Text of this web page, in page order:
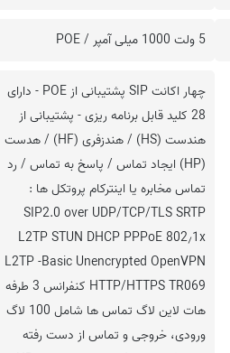
5 ولت 1000 میلی آمپر / POE
چهار اکانت SIP پشتیبانی از POE - دارای
28 کلید قابل برنامه ریزی - پشتیبانی از
هندست (HS) / هندزفری (HF) / هدست
(HP) ایجاد تماس / پاسخ به تماس / رد
تماس مخابره یا اینترکام پروتکل ها :
SIP2.0 over UDP/TCP/TLS SRTP
L2TP STUN DHCP PPPoE 802٫1x
L2TP -Basic Unencrypted OpenVPN
HTTP/HTTPS TR069 کنفرانس 3 طرفه
هات لاین لاگ تماس ها شامل 100 لاگ
ورودی، خروجی و تماس از دست رفته